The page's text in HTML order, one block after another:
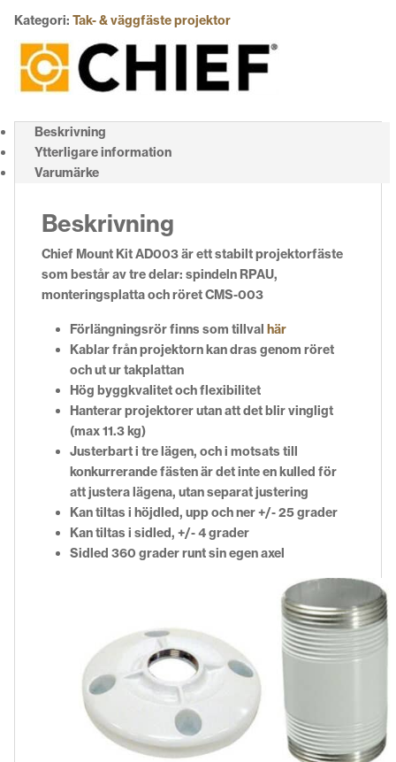
Kategori: Tak- & väggfäste projektor
Beskrivning
Ytterligare information
Varumärke
Beskrivning
Chief Mount Kit AD003 är ett stabilt projektorfäste
som består av tre delar: spindeln RPAU,
monteringsplatta och röret CMS-003
Förlängningsrör finns som tillval här
Kablar från projektorn kan dras genom röret
och ut ur takplattan
Hög byggkvalitet och flexibilitet
Hanterar projektorer utan att det blir vingligt
(max 11.3 kg)
Justerbart i tre lägen, och i motsats till
konkurrerande fästen är det inte en kulled för
att justera lägena, utan separat justering
Kan tiltas i höjdled, upp och ner +/- 25 grader
Kan tiltas i sidled, +/- 4 grader
Sidled 360 grader runt sin egen axel